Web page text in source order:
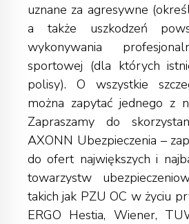
uznane za agresywne
a także uszkodzeń
wykonywania
sportowej (dla których
polisy). O wszystkie
można zapytać jednego z
Zapraszamy do
AXONN Ubezpieczenia –
do ofert największych i
towarzystw
takich jak PZU OC w życiu
ERGO Hestia, Wiener,